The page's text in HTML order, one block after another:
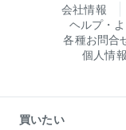
会社情報
ヘルプ・
各種お問合
個人情
買いたい